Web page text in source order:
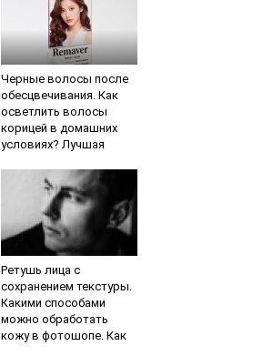
Черные волосы после
обесцвечивания. Как
осветлить волосы
корицей в домашних
условиях? Лучшая
для волос
Ретушь лица с
сохранением текстуры.
Какими способами
можно обработать
кожу в фотошопе. Как